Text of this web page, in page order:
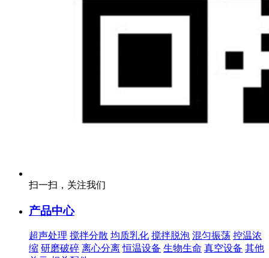
扫一扫，关注我们
产品中心
超声处理 搅拌分散 均质乳化 搅拌脱泡 混匀振荡 控温浓
缩 研磨破碎 离心分离 恒温设备 生物生命 真空设备 其他